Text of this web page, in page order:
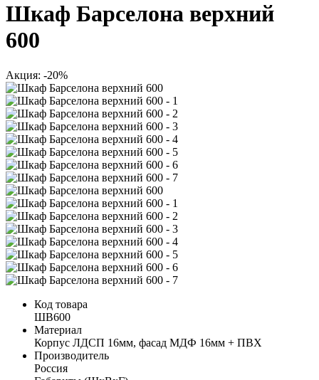
Шкаф Барселона верхний
600
Акция: -20%
Код товара
ШВ600
Материал
Корпус ЛДСП 16мм, фасад МДФ 16мм + ПВХ
Производитель
Россия